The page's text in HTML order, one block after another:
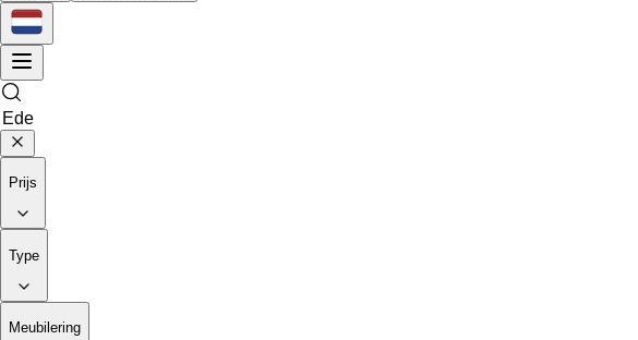
Prijs
Type
Meubilering